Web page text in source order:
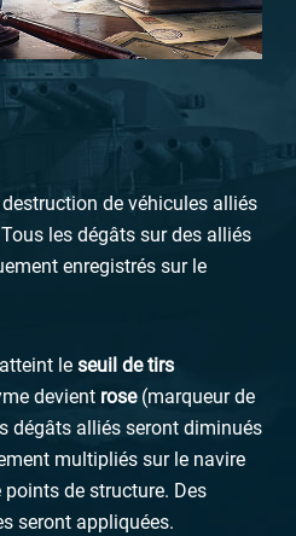
de véhicules alliés
les dégâts sur des alliés
enregistrés sur le
le seuil de tirs
devient rose(marqueur de
dégâts alliés seront diminués
multipliés sur le navire
de structure. Des
seront appliquées.